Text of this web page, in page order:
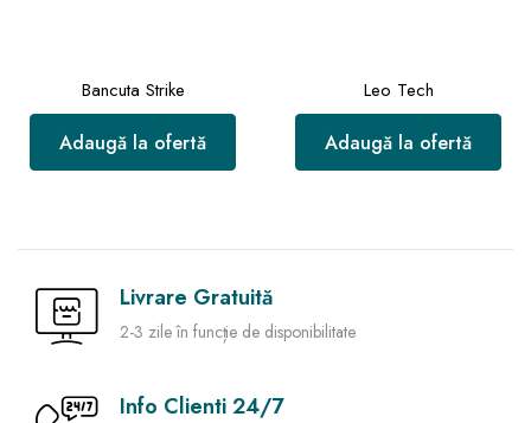
Bancuta Strike
Adaugă la ofertă
Leo Tech
Adaugă la ofertă
Livrare Gratuită
2-3 zile în funcție de disponibilitate
Info Clienti 24/7